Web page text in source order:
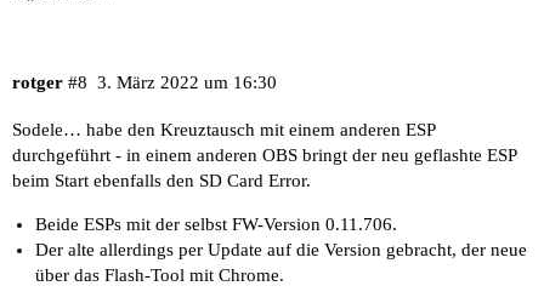
rotger 3. März 2022 um 16:30
#8
Sodele… habe den Kreuztausch mit einem anderen ESP
durchgeführt - in einem anderen OBS bringt der neu geflashte ESP
beim Start ebenfalls den SD Card Error.
Beide ESPs mit der selbst FW-Version 0.11.706.
Der alte allerdings per Update auf die Version gebracht, der neue
über das Flash-Tool mit Chrome.